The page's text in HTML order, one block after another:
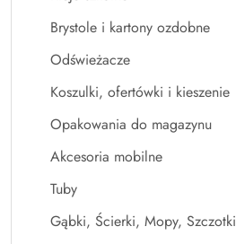
Brystole i kartony ozdobne
Odświeżacze
Koszulki, ofertówki i kieszenie
Opakowania do magazynu
Akcesoria mobilne
Tuby
Gąbki, Ścierki, Mopy, Szczotki